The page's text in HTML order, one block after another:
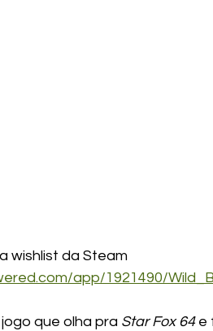
wishlist da Steam
app/1921490/
que olha pra Star Fox 64 e